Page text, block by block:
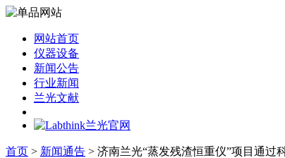
网站首页
仪器设备
新闻公告
行业新闻
兰光文献
首页 > 新闻通告 > 济南兰光“蒸发残渣恒重仪”项目通过